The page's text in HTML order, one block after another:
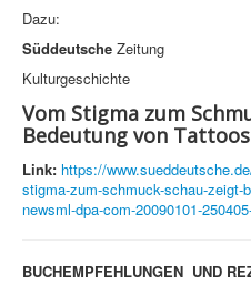
Dazu:
Süddeutsche Zeitung
Kulturgeschichte
Vom Stigma zum
Bedeutung von Tattoos
Link: https://
stigma-zum-schmuck-schau-zeigt-
newsml-dpa-com-20090101-
BUCHEMPFEHLUNGEN UND